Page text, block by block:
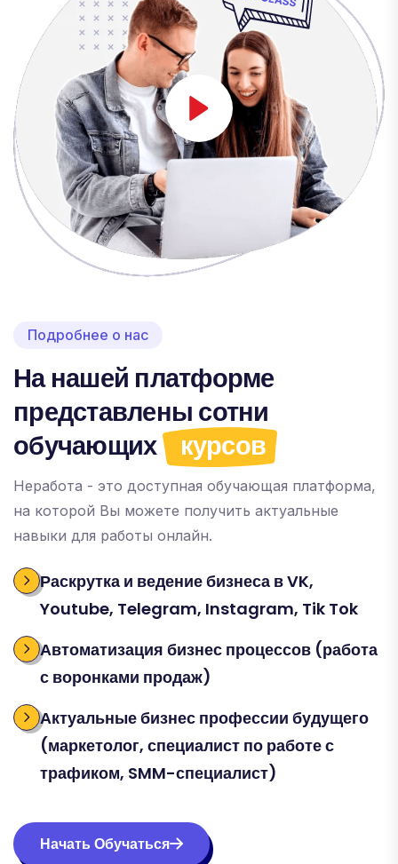
Подробнее о нас
На нашей платформе
представлены сотни
обучающих
курсов
Неработа - это доступная обучающая платформа,
на которой Вы можете получить актуальные
навыки для работы онлайн.
Раскрутка и ведение бизнеса в VK,
Youtube, Telegram, Instagram, Tik Tok
Автоматизация бизнес процессов (работа
с воронками продаж)
Актуальные бизнес профессии будущего
(маркетолог, специалист по работе с
трафиком, SMM-специалист)
Начать Обучаться